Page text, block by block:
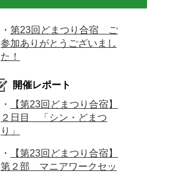
・ 第23回どまつり合宿 ご
参加ありがとうございまし
た！
開催レポート
・
【第23回どまつり合宿】
２日目 「シン・どまつ
り」
・
【第23回どまつり合宿】
第２部 マニアワークセッ